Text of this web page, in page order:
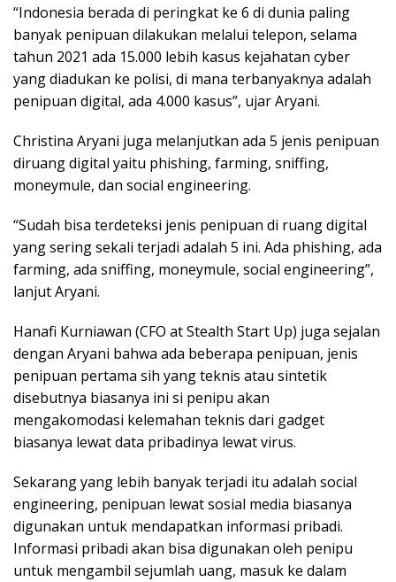
“Indonesia berada di peringkat ke 6 di dunia paling
banyak penipuan dilakukan melalui telepon, selama
tahun 2021 ada 15.000 lebih kasus kejahatan cyber
yang diadukan ke polisi, di mana terbanyaknya adalah
penipuan digital, ada 4.000 kasus”, ujar Aryani.
Christina Aryani juga melanjutkan ada 5 jenis penipuan
diruang digital yaitu phishing, farming, sniffing,
moneymule, dan social engineering.
“Sudah bisa terdeteksi jenis penipuan di ruang digital
yang sering sekali terjadi adalah 5 ini. Ada phishing, ada
farming, ada sniffing, moneymule, social engineering”,
lanjut Aryani.
Hanafi Kurniawan (CFO at Stealth Start Up) juga sejalan
dengan Aryani bahwa ada beberapa penipuan, jenis
penipuan pertama sih yang teknis atau sintetik
disebutnya biasanya ini si penipu akan
mengakomodasi kelemahan teknis dari gadget
biasanya lewat data pribadinya lewat virus.
Sekarang yang lebih banyak terjadi itu adalah social
engineering, penipuan lewat sosial media biasanya
digunakan untuk mendapatkan informasi pribadi.
Informasi pribadi akan bisa digunakan oleh penipu
untuk mengambil sejumlah uang, masuk ke dalam